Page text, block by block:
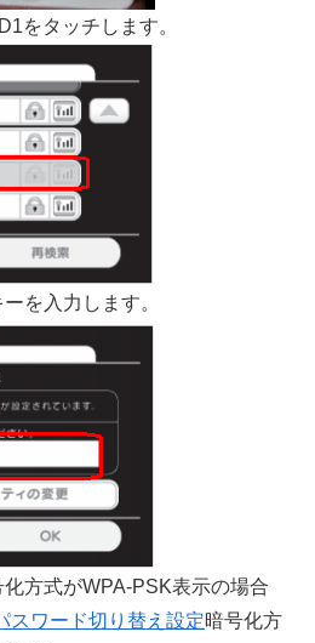
をタッチします。
を入力します。
方式がWPA-PSK表示の場合
スワード切り替え設定暗号化方